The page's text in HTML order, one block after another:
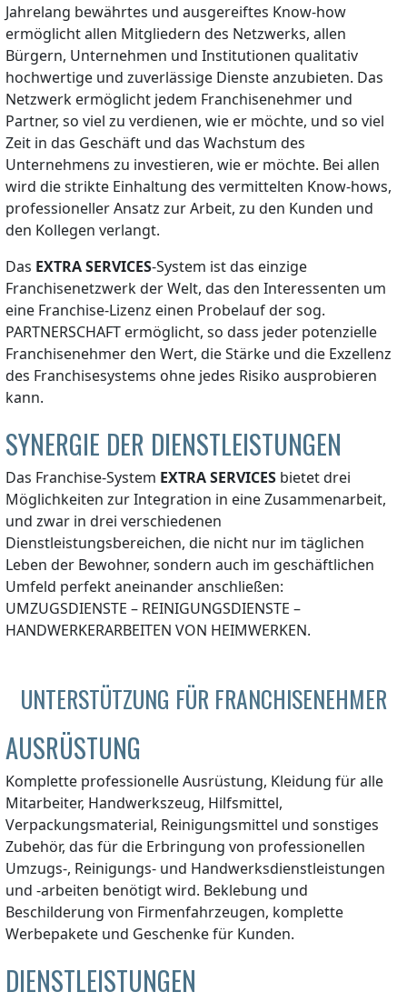
Jahrelang bewährtes und ausgereiftes Know-how
ermöglicht allen Mitgliedern des Netzwerks, allen
Bürgern, Unternehmen und Institutionen qualitativ
hochwertige und zuverlässige Dienste anzubieten. Das
Netzwerk ermöglicht jedem Franchisenehmer und
Partner, so viel zu verdienen, wie er möchte, und so viel
Zeit in das Geschäft und das Wachstum des
Unternehmens zu investieren, wie er möchte. Bei allen
wird die strikte Einhaltung des vermittelten Know-hows,
professioneller Ansatz zur Arbeit, zu den Kunden und
den Kollegen verlangt.
Das EXTRA SERVICES-System ist das einzige
Franchisenetzwerk der Welt, das den Interessenten um
eine Franchise-Lizenz einen Probelauf der sog.
PARTNERSCHAFT ermöglicht, so dass jeder potenzielle
Franchisenehmer den Wert, die Stärke und die Exzellenz
des Franchisesystems ohne jedes Risiko ausprobieren
kann.
SYNERGIE DER DIENSTLEISTUNGEN
Das Franchise-System EXTRA SERVICES bietet drei
Möglichkeiten zur Integration in eine Zusammenarbeit,
und zwar in drei verschiedenen
Dienstleistungsbereichen, die nicht nur im täglichen
Leben der Bewohner, sondern auch im geschäftlichen
Umfeld perfekt aneinander anschließen:
UMZUGSDIENSTE – REINIGUNGSDIENSTE –
HANDWERKERARBEITEN VON HEIMWERKEN.
UNTERSTÜTZUNG FÜR FRANCHISENEHMER
AUSRÜSTUNG
Komplette professionelle Ausrüstung, Kleidung für alle
Mitarbeiter, Handwerkszeug, Hilfsmittel,
Verpackungsmaterial, Reinigungsmittel und sonstiges
Zubehör, das für die Erbringung von professionellen
Umzugs-, Reinigungs- und Handwerksdienstleistungen
und -arbeiten benötigt wird. Beklebung und
Beschilderung von Firmenfahrzeugen, komplette
Werbepakete und Geschenke für Kunden.
DIENSTLEISTUNGEN